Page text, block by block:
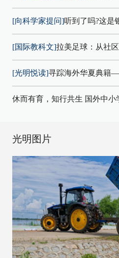
[向科学家提问]听到了吗?这是
[国际教科文]拉美足球：从社
[光明悦读]寻踪海外华夏典籍
休而有育，知行共生 国外中小
光明图片